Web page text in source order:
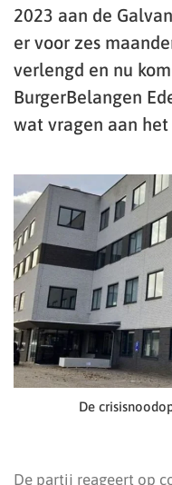
2023 aan de
er voor zes
verlengd en nu
BurgerBelangen
wat vragen aan
De
De partij reageert op